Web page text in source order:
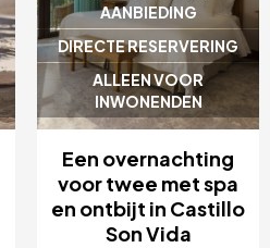
AANBIEDING
DIRECTE RESERVERING
ALLEEN VOOR
INWONENDEN
Een overnachting
voor twee met spa
en ontbijt in Castillo
Son Vida